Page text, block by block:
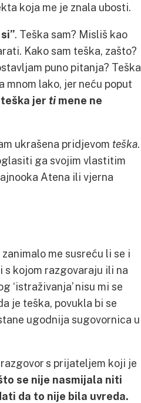
koja me je znala ubosti.
. Teška sam? Misliš kao
Kako sam teška, zašto?
puno pitanja? Teška
mnom lako, jer neću poput
jer ti mene ne
ukrašena pridjevom teška.
ga svojim vlastitim
Atena ili vjerna
me susreću li se i
s kojom razgovaraju ili na
‘istraživanja’ nisu mi se
je teška, povukla bi se
ugodnija sugovornica u
s prijateljem koji je
se nije nasmijala niti
da to nije bila uvreda.